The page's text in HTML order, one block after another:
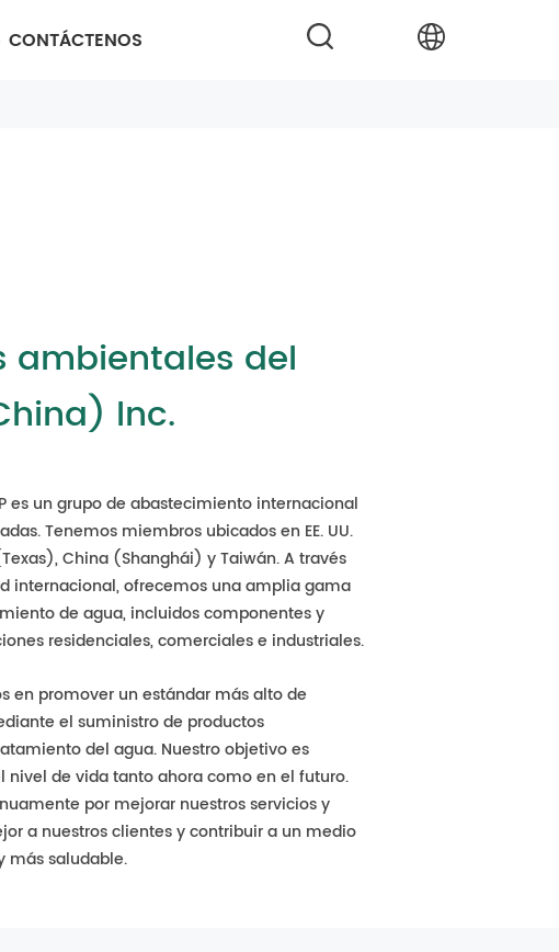
CONTÁCTENOS
ambientales del
lnc.
es un grupo de abastecimiento internacional
Tenemos miembros ubicados en EE. UU.
China (Shanghái) y Taiwán. A través
internacional, ofrecemos una amplia gama
de agua, incluidos componentes y
residenciales, comerciales e industriales.
en promover un estándar más alto de
el suministro de productos
del agua. Nuestro objetivo es
nivel de vida tanto ahora como en el futuro.
por mejorar nuestros servicios y
a nuestros clientes y contribuir a un medio
más saludable.